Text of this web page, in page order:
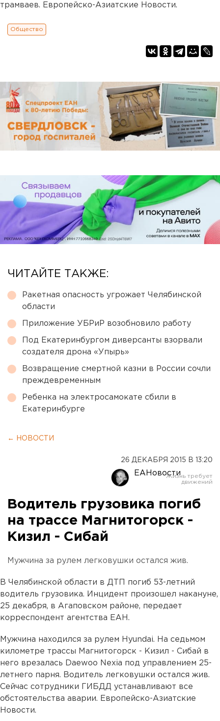
трамваев. Европейско-Азиатские Новости.
Общество
ЧИТАЙТЕ ТАКЖЕ:
Ракетная опасность угрожает Челябинской
области
Приложение УБРиР возобновило работу
Под Екатеринбургом диверсанты взорвали
создателя дрона «Упырь»
Возвращение смертной казни в России сочли
преждевременным
Ребенка на электросамокате сбили в
Екатеринбурге
← НОВОСТИ
26 ДЕКАБРЯ 2015 В 13:20
ЕАНовости
Водитель грузовика погиб
на трассе Магнитогорск -
Кизил - Сибай
Мужчина за рулем легковушки остался жив.
В Челябинской области в ДТП погиб 53-летний
водитель грузовика. Инцидент произошел накануне,
25 декабря, в Агаповском районе, передает
корреспондент агентства ЕАН.
Мужчина находился за рулем Hyundai. На седьмом
километре трассы Магнитогорск - Кизил - Сибай в
него врезалась Daewoo Nexia под управлением 25-
летнего парня. Водитель легковушки остался жив.
Сейчас сотрудники ГИБДД устанавливают все
обстоятельства аварии. Европейско-Азиатские
Новости.